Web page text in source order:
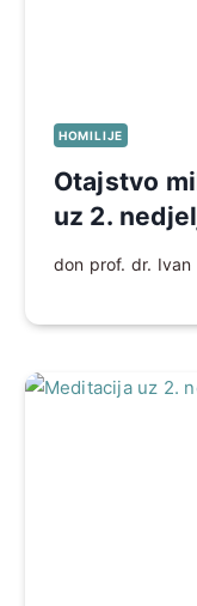
HOMILIJE
Otajstvo
uz 2.
don prof. dr. Ivan